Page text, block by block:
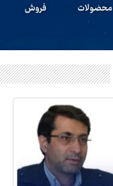
محصولات فروش